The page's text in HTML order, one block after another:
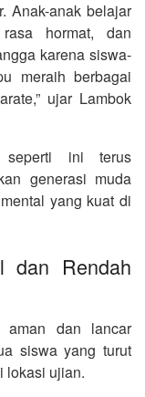
Anak-anak belajar
hormat, dan
karena siswa-
meraih berbagai
ujar Lambok
seperti ini terus
generasi muda
yang kuat di
dan Rendah
aman dan lancar
siswa yang turut
lokasi ujian.